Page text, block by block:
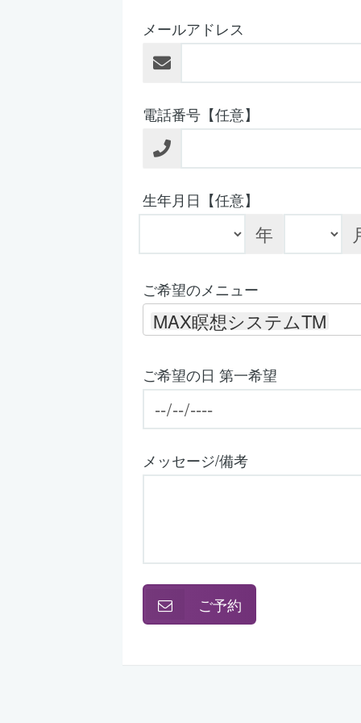
メールアドレス
電話番号【任意】
生年月日【任意】
年
ご希望のメニュー
MAX瞑想システムTM
ご希望の日 第一希望
メッセージ/備考
ご予約